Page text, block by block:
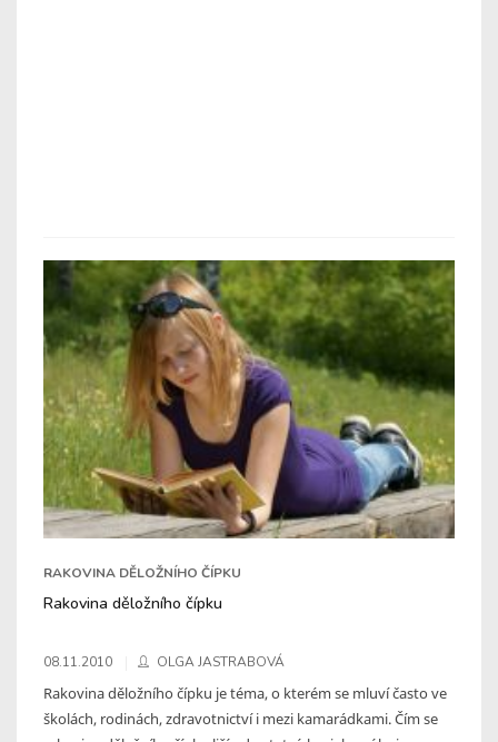
RAKOVINA DĚLOŽNÍHO ČÍPKU
Rakovina děložního čípku
08.11.2010 OLGA JASTRABOVÁ
Rakovina děložního čípku je téma, o kterém se mluví často ve
školách, rodinách, zdravotnictví i mezi kamarádkami. Čím se